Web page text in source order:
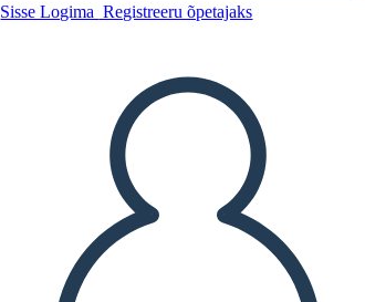
Sisse Logima Registreeru õpetajaks